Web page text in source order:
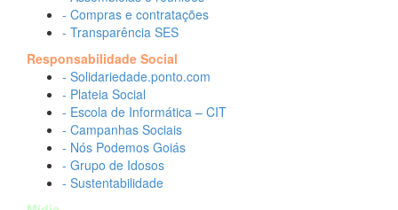
- Compras e contratações
- Transparência SES
Responsabilidade Social
- Solidariedade.ponto.com
- Plateia Social
- Escola de Informática – CIT
- Campanhas Sociais
- Nós Podemos Goiás
- Grupo de Idosos
- Sustentabilidade